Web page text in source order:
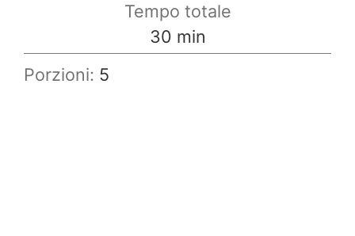
Tempo totale
30minuti
min
Porzioni: 5